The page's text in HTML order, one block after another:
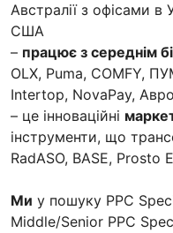
Австралії з офісами в
США
– працює з середнім
OLX, Puma, COMFY,
Intertop, NovaPay,
– це інноваційні
інструменти, що
RadASO, BASE, Prosto
Ми у пошуку PPC
Middle/Senior PPC